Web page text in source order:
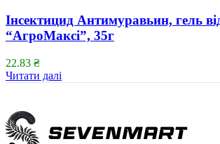
Інсектицид Антимуравьин, гель
“АгроМаксі”, 35г
22.83 ₴
Читати далі